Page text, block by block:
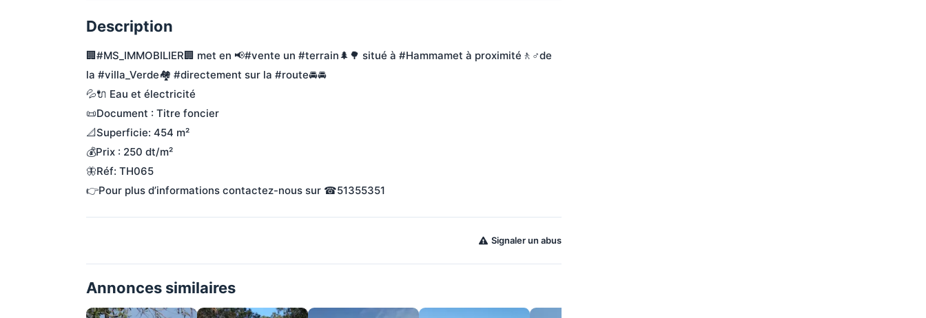
Description
🏢#MS_IMMOBILIER🏢 met en 📢#vente un #terrain🌲🌳 situé à #Hammamet à proximité🚶♂️de
la #villa_Verde🏘 #directement sur la #route🚘🚘
💦🔌 Eau et électricité
📜Document : Titre foncier
📐Superficie: 454 m²
💰Prix : 250 dt/m²
🦋Réf: TH065
👉Pour plus d’informations contactez-nous sur ☎51355351
Signaler un abus
Annonces similaires